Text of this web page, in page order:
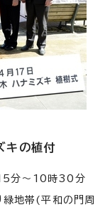
キの植付
分～10時30分
地帯(平和の門周